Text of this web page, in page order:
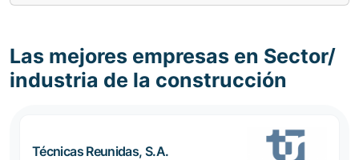
Las mejores empresas en Sector/
industria de la construcción
Técnicas Reunidas, S.A.